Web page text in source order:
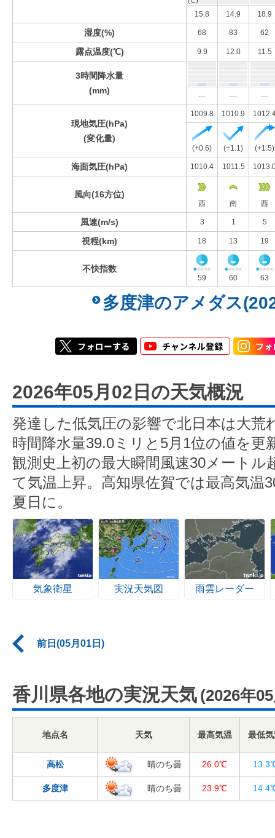
15.8 14.9 18.9
湿度(%) 68 83 62
露点温度(℃) 9.9 12.0 11.5
3時間降水量
(mm)
--- --- ---
現地気圧(hPa)
(変化量)
1009.8 1010.9
(+0.6) (+1.1) (+1.5)
海面気圧(hPa) 1010.4 1011.5
風向(16方位)
西 南 西
風速(m/s) 3 1 5
視程(km) 18 13 19
不快指数
59 60 63
多度津のアメダス
2026年05月02日の天気概況
発達した低気圧の影響で北日本は大荒
時間降水量39.0ミリと5月1位の値を更
観測史上初の最大瞬間風速30メートル
て気温上昇。高知県佐賀では最高気温
夏日に。
気象衛星 実況天気図 雨雲レーダー
前日(05月01日)
香川県各地の実況天気 (2026年
地点名 天気 最高気温 最低
高松 晴のち曇 26.0℃
多度津 晴のち曇 23.9℃